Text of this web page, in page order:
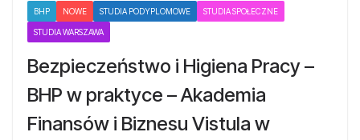
BHP NOWE STUDIA PODYPLOMOWE STUDIA SPOŁECZNE
STUDIA WARSZAWA
Bezpieczeństwo i Higiena Pracy –
BHP w praktyce – Akademia
Finansów i Biznesu Vistula w